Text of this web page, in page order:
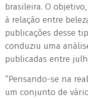
brasileira. O
à relação entre
publicações desse
conduziu uma
publicadas entre
“Pensando-se na
um conjunto de